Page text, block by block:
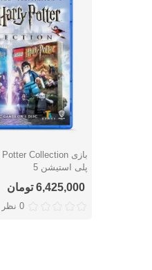
دوست داشتن
پلی استیشن 5
6,425,000 تومان
0 نظر